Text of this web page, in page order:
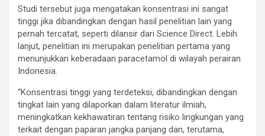
Studi tersebut juga mengatakan konsentrasi ini sangat
tinggi jika dibandingkan dengan hasil penelitian lain yang
pernah tercatat, seperti dilansir dari Science Direct. Lebih
lanjut, penelitian ini merupakan penelitian pertama yang
menunjukkan keberadaan paracetamol di wilayah perairan
Indonesia.
“Konsentrasi tinggi yang terdeteksi, dibandingkan dengan
tingkat lain yang dilaporkan dalam literatur ilmiah,
meningkatkan kekhawatiran tentang risiko lingkungan yang
terkait dengan paparan jangka panjang dan, terutama,